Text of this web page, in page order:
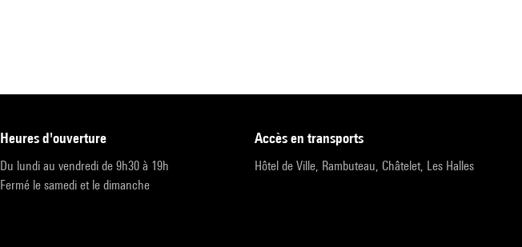
heures d'ouverture
Du lundi au vendredi de 9h30 à 19h
Fermé le samedi et le dimanche
accès en transports
Hôtel de Ville, Rambuteau, Châtelet, Les Halles